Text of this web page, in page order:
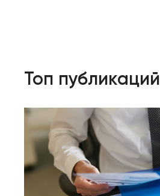
Топ публикаций